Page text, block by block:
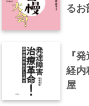
るお
『
経内
屋